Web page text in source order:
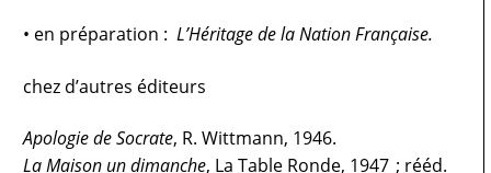
• en préparation :L’Héritage de la Nation Française.
chez d’autres éditeurs
Apologie de Socrate, R. Wittmann, 1946.
La Maison un dimanche, La Table Ronde, 1947 ; rééd.